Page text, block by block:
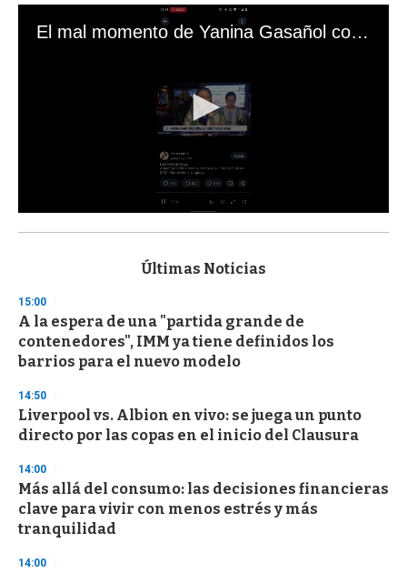
El mal momento de Yanina Gasañol con un hincha argentino en "Subrayado"
s
d
s
o
f
3
s
e
c
o
d
s
Últimas Noticias
15:00
A la espera de una "partida grande de
contenedores", IMM ya tiene definidos los
barrios para el nuevo modelo
14:50
Liverpool vs. Albion en vivo: se juega un punto
directo por las copas en el inicio del Clausura
14:00
Más allá del consumo: las decisiones financieras
clave para vivir con menos estrés y más
tranquilidad
14:00